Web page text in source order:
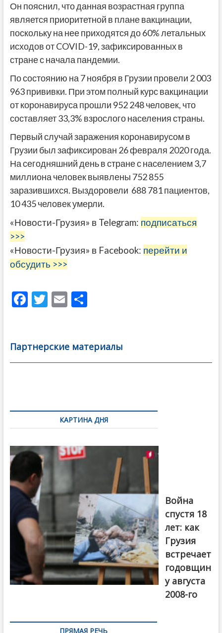
Он пояснил, что данная возрастная группа
является приоритетной в плане вакцинации,
поскольку на нее приходятся до 60% летальных
исходов от COVID-19, зафиксированных в
стране с начала пандемии.
По состоянию на 7 ноября в Грузии провели 2 003
963 прививки. При этом полный курс вакцинации
от коронавируса прошли 952 248 человек, что
составляет 33,3% взрослого населения страны.
Первый случай заражения коронавирусом в
Грузии был зафиксирован 26 февраля 2020 года.
На сегодняшний день в стране с населением 3,7
миллиона человек выявлены 752 855
заразившихся. Выздоровели 688 781 пациентов,
10 435 человек умерли.
«Новости-Грузия» в Telegram: подписаться
>>>
«Новости-Грузия» в Facebook: перейти и
обсудить >>>
F
b
o
T
er
E
l
О
а
в
Партнерские материалы
по
записямКАРТИНА ДНЯ
Первый канал
Война
спустя 18
лет: как
Грузия
встречает
годовщин
у августа
2008-го
ПРЯМАЯ РЕЧЬ